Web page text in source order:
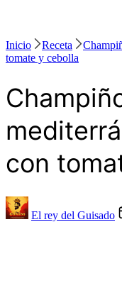
Inicio Receta
tomate y cebolla
con
El rey del Guisado